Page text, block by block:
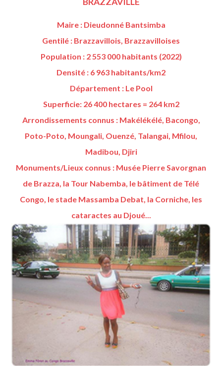
Maire : Dieudonné Bantsimba
Gentilé : Brazzavillois, Brazzavilloises
Population : 2 553 000 habitants (2022)
Densité : 6 963 habitants/km2
Département : Le Pool
Superficie: 26 400 hectares = 264 km2
Arrondissements connus : Makélékélé, Bacongo,
Poto-Poto, Moungali, Ouenzé, Talangai, Mfilou,
Madibou, Djiri
Monuments/Lieux connus : Musée Pierre Savorgnan
de Brazza, la Tour Nabemba, le bâtiment de Télé
Congo, le stade Massamba Debat, la Corniche, les
cataractes au Djoué...